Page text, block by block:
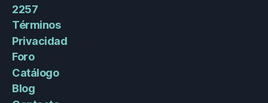
2257
Términos
Privacidad
Foro
Catálogo
Blog